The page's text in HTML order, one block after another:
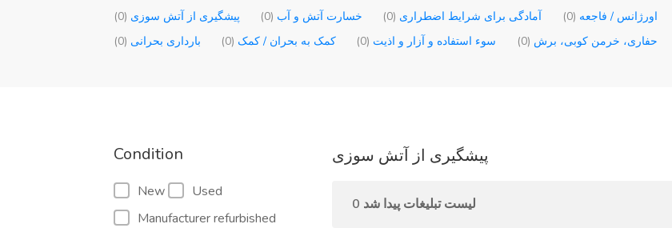
پیشگیری از آتش سوزی (0) خسارت آتش و آب (0) آمادگی برای شرایط اضطراری (0) اورژانس / فاجعه (0)
بارداری بحرانی (0) کمک به بحران / کمک (0) سوء استفاده و آزار و اذیت (0) حفاری، خرمن کوبی، برش (0)
Condition
New
Used
Manufacturer refurbished
پیشگیری از آتش سوزی
0 لیست تبلیغات پیدا شد